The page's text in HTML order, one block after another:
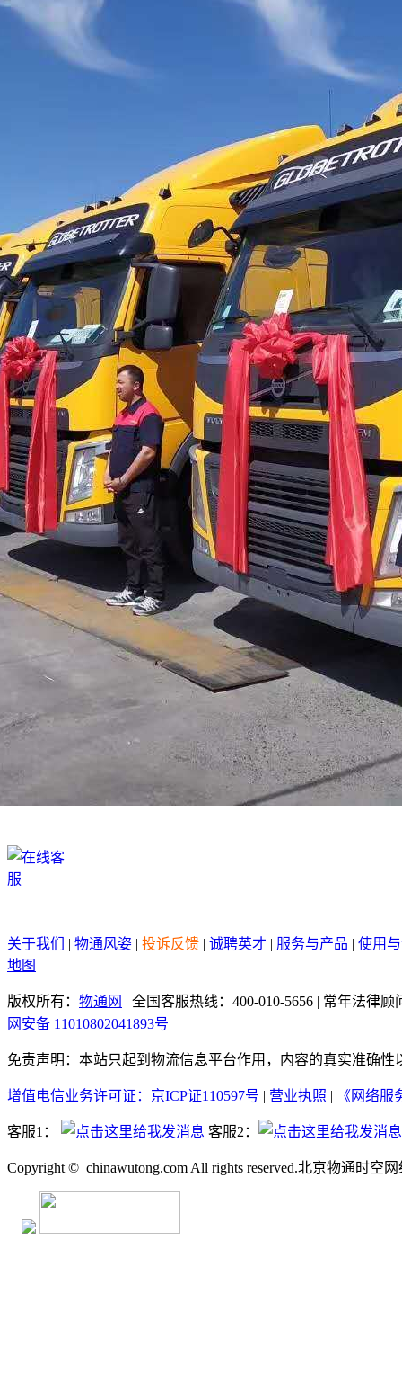
关于我们 | 物通风姿 | 投诉反馈 | 诚聘英才 | 服务与产品 | 使用
地图
版权所有： 物通网 | 全国客服热线：400-010-5656 | 常年法律顾
网安备 11010802041893号
免责声明：本站只起到物流信息平台作用，内容的真实准确
增值电信业务许可证：京ICP证110597号 | 营业执照 | 《网络服
客服1： 客服2：
Copyright © chinawutong.com All rights reserved.北京物通时空